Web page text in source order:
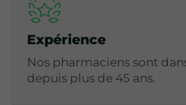
Expérience
Nos pharmaciens sont
depuis plus de 45 ans.